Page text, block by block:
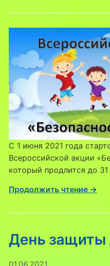
С 1 июня 2021 года
Всероссийской акции
который продлится до 31
Продолжить чтение →
День защиты